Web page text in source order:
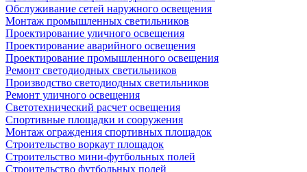
Обслуживание сетей наружного освещения
Монтаж промышленных светильников
Проектирование уличного освещения
Проектирование аварийного освещения
Проектирование промышленного освещения
Ремонт светодиодных светильников
Производство светодиодных светильников
Ремонт уличного освещения
Светотехнический расчет освещения
Спортивные площадки и сооружения
Монтаж ограждения спортивных площадок
Строительство воркаут площадок
Строительство мини-футбольных полей
Строительство футбольных полей